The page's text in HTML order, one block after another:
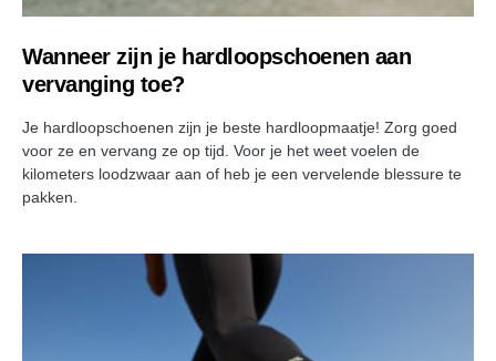
Wanneer zijn je hardloopschoenen aan
vervanging toe?
Je hardloopschoenen zijn je beste hardloopmaatje! Zorg goed
voor ze en vervang ze op tijd. Voor je het weet voelen de
kilometers loodzwaar aan of heb je een vervelende blessure te
pakken.